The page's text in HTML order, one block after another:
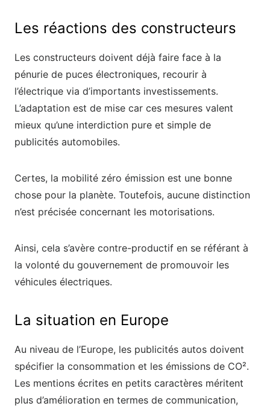
Les réactions des constructeurs
Les constructeurs doivent déjà faire face à la
pénurie de puces électroniques, recourir à
l’électrique via d’importants investissements.
L’adaptation est de mise car ces mesures valent
mieux qu’une interdiction pure et simple de
publicités automobiles.
Certes, la mobilité zéro émission est une bonne
chose pour la planète. Toutefois, aucune distinction
n’est précisée concernant les motorisations.
Ainsi, cela s’avère contre-productif en se référant à
la volonté du gouvernement de promouvoir les
véhicules électriques.
La situation en Europe
Au niveau de l’Europe, les publicités autos doivent
spécifier la consommation et les émissions de CO².
Les mentions écrites en petits caractères méritent
plus d’amélioration en termes de communication,